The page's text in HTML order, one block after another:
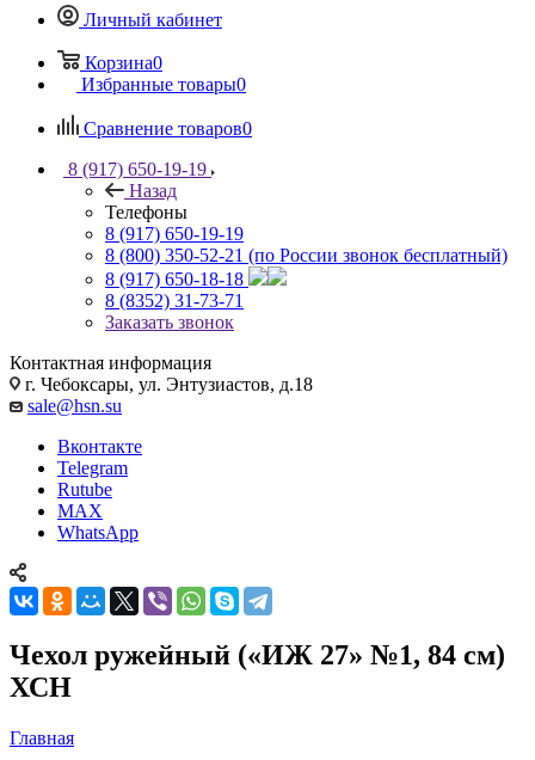
Личный кабинет
Корзина0
Избранные товары0
Сравнение товаров0
8 (917) 650-19-19
Назад
Телефоны
8 (917) 650-19-19
8 (800) 350-52-21 (по России звонок бесплатный)
8 (917) 650-18-18
8 (8352) 31-73-71
Заказать звонок
Контактная информация
г. Чебоксары, ул. Энтузиастов, д.18
sale@hsn.su
Вконтакте
Telegram
Rutube
MAX
WhatsApp
Чехол ружейный («ИЖ 27» №1, 84 см)
ХСН
Главная